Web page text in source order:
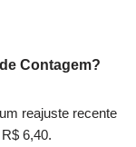
Contagem?
reajuste recente
6,40.